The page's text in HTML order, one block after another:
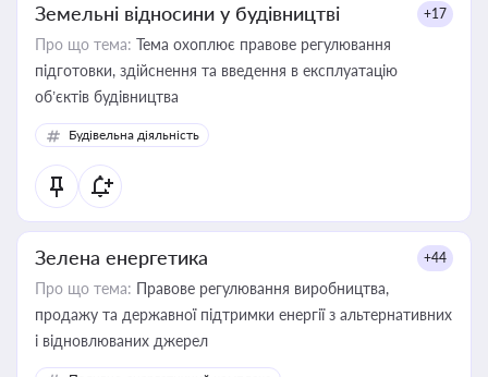
Земельні відносини у будівництві +17
Про що тема: Тема охоплює правове регулювання
підготовки, здійснення та введення в експлуатацію
об’єктів будівництва
Будівельна діяльність
Зелена енергетика +44
Про що тема: Правове регулювання виробництва,
продажу та державної підтримки енергії з альтернативних
і відновлюваних джерел